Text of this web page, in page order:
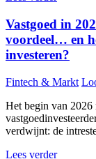
Vastgoed in
voordeel… en
investeren?
Fintech & Markt
Het begin van 2026
verdwijnt: de
Lees verder